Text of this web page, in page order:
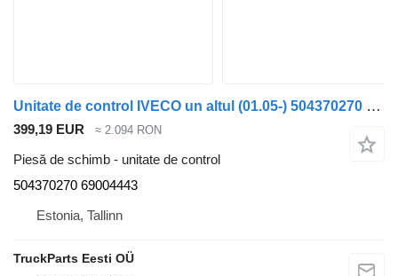
Unitate de control IVECO un altul (01.05-) 504370270 pentru autobuz Irisbus Access, Evadys, Axer, Karosa, Recreo, Domino, Agora, Citelis, Eurorider (1999-)
399,19 EUR ≈ 2.094 RON
Piesă de schimb - unitate de control
504370270 69004443
Estonia, Tallinn
TruckParts Eesti OÜ